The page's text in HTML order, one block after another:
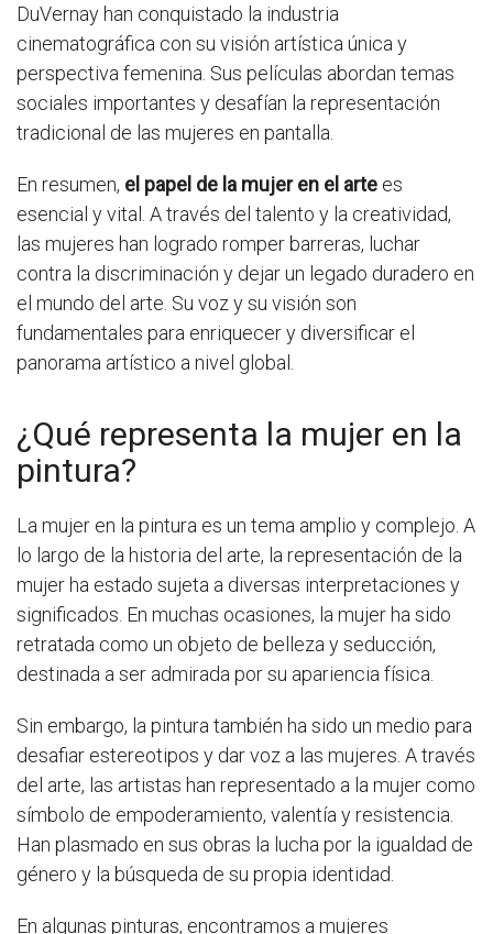
DuVernay han conquistado la industria
cinematográfica con su visión artística única y
perspectiva femenina. Sus películas abordan temas
sociales importantes y desafían la representación
tradicional de las mujeres en pantalla.
En resumen, el papel de la mujer en el arte es
esencial y vital. A través del talento y la creatividad,
las mujeres han logrado romper barreras, luchar
contra la discriminación y dejar un legado duradero en
el mundo del arte. Su voz y su visión son
fundamentales para enriquecer y diversificar el
panorama artístico a nivel global.
¿Qué representa la mujer en la
pintura?
La mujer en la pintura es un tema amplio y complejo. A
lo largo de la historia del arte, la representación de la
mujer ha estado sujeta a diversas interpretaciones y
significados. En muchas ocasiones, la mujer ha sido
retratada como un objeto de belleza y seducción,
destinada a ser admirada por su apariencia física.
Sin embargo, la pintura también ha sido un medio para
desafiar estereotipos y dar voz a las mujeres. A través
del arte, las artistas han representado a la mujer como
símbolo de empoderamiento, valentía y resistencia.
Han plasmado en sus obras la lucha por la igualdad de
género y la búsqueda de su propia identidad.
En algunas pinturas, encontramos a mujeres